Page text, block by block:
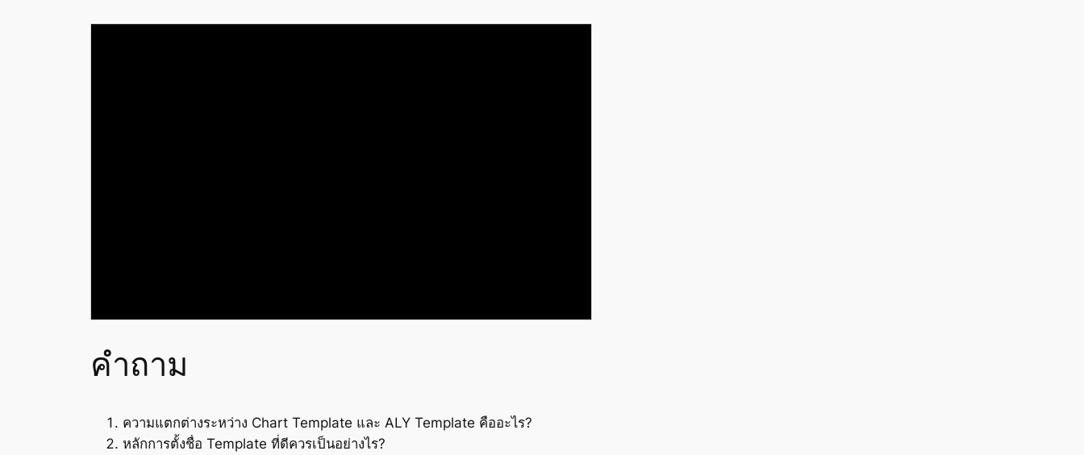
คำถาม
ความแตกต่างระหว่าง Chart Template และ ALY Template คืออะไร?
หลักการตั้งชื่อ Template ที่ดีควรเป็นอย่างไร?